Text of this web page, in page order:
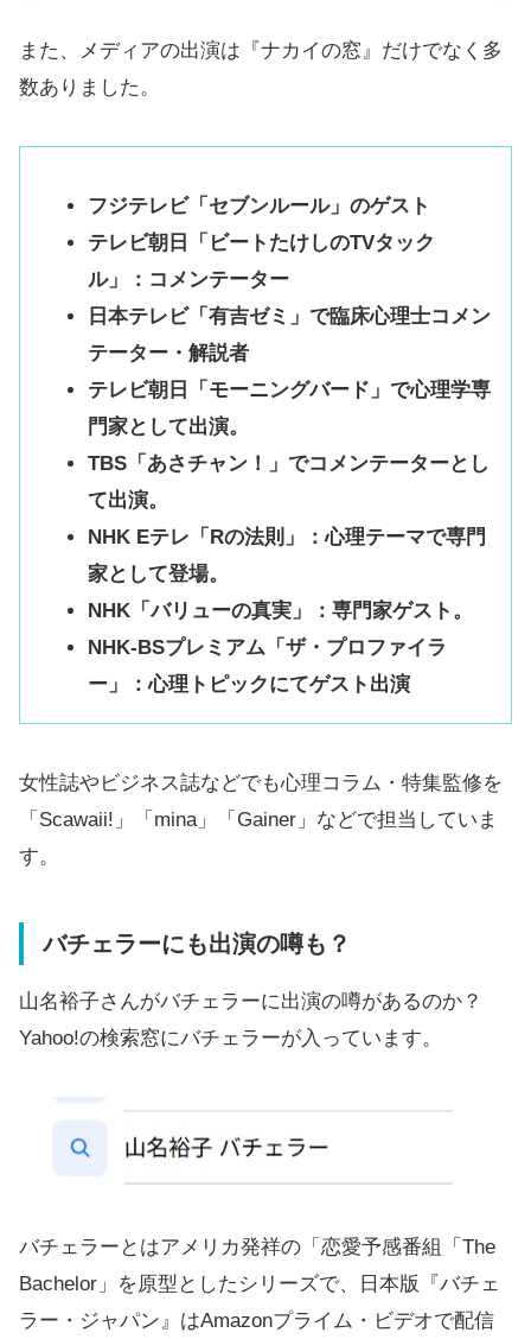
また、メディアの出演は『ナカイの窓』だけでなく多
数ありました。
フジテレビ「セブンルール」のゲスト
テレビ朝日「ビートたけしのTVタック
ル」：コメンテーター
日本テレビ「有吉ゼミ」で臨床心理士コメン
テーター・解説者
テレビ朝日「モーニングバード」で心理学専
門家として出演。
TBS「あさチャン！」でコメンテーターとし
て出演。
NHK Eテレ「Rの法則」：心理テーマで専門
家として登場。
NHK「バリューの真実」：専門家ゲスト 。
NHK-BSプレミアム「ザ・プロファイラ
ー」：心理トピックにてゲスト出演
女性誌やビジネス誌などでも心理コラム・特集監修を
「Scawaii!」「mina」「Gainer」などで担当していま
す。
バチェラーにも出演の噂も？
山名裕子さんがバチェラーに出演の噂があるのか？
Yahoo!の検索窓にバチェラーが入っています。
バチェラーとはアメリカ発祥の「恋愛予感番組「The
Bachelor」を原型としたシリーズで、日本版『バチェ
ラー・ジャパン』はAmazonプライム・ビデオで配信